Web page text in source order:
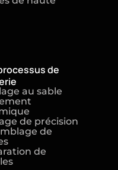
de
au sable
de précision
de
de